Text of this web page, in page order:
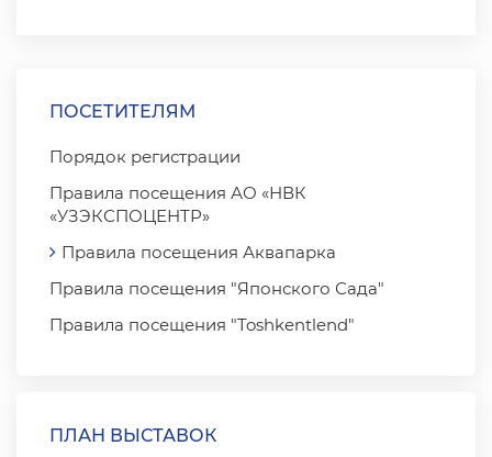
ПОСЕТИТЕЛЯМ
Порядок регистрации
Правила посещения АО «НВК
«УЗЭКСПОЦЕНТР»
Правила посещения Аквапарка
Правила посещения "Японского Сада"
Правила посещения "Toshkentlend"
ПЛАН ВЫСТАВОК